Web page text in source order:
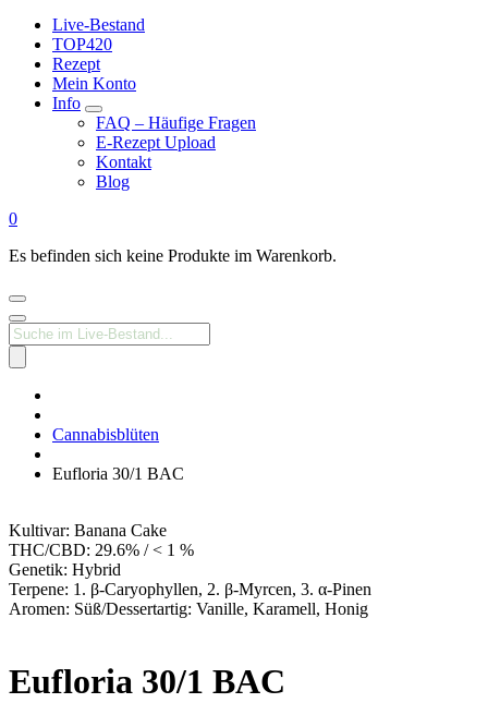
Live-Bestand
TOP420
Rezept
Mein Konto
Info
FAQ – Häufige Fragen
E-Rezept Upload
Kontakt
Blog
0
Es befinden sich keine Produkte im Warenkorb.
Products
search
Apotheke
Cannabisblüten
Eufloria 30/1 BAC
Kultivar: Banana Cake
THC/CBD: 29.6% / < 1 %
Genetik: Hybrid
Terpene: 1. β-Caryophyllen, 2. β-Myrcen, 3. α-Pinen
Aromen: Süß/Dessertartig: Vanille, Karamell, Honig
Eufloria 30/1 BAC